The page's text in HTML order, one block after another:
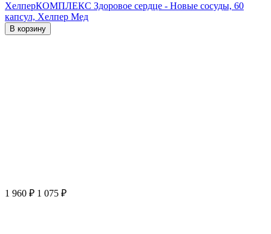
ХелперКОМПЛЕКС Здоровое сердце - Новые сосуды, 60
капсул, Хелпер Мед
В корзину
1 960 ₽ 1 075 ₽